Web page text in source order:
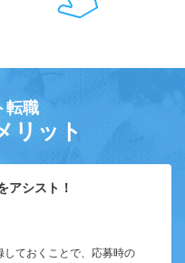
転職
リット
アシスト！
ておくことで、応募時の